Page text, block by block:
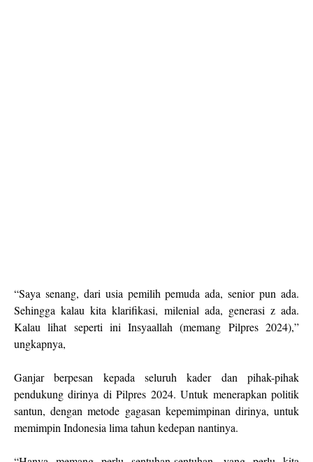
“Saya senang, dari usia pemilih pemuda ada, senior pun ada.
Sehingga kalau kita klarifikasi, milenial ada, generasi z ada.
Kalau lihat seperti ini Insyaallah (memang Pilpres 2024),”
ungkapnya,
Ganjar berpesan kepada seluruh kader dan pihak-pihak
pendukung dirinya di Pilpres 2024. Untuk menerapkan politik
santun, dengan metode gagasan kepemimpinan dirinya, untuk
memimpin Indonesia lima tahun kedepan nantinya.